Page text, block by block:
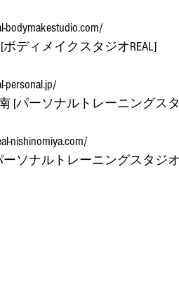
bodymakestudio.com/
ディメイクスタジオREAL]
personal.jp/
[パーソナルトレーニングスタ
nishinomiya.com/
ソナルトレーニングスタジオ